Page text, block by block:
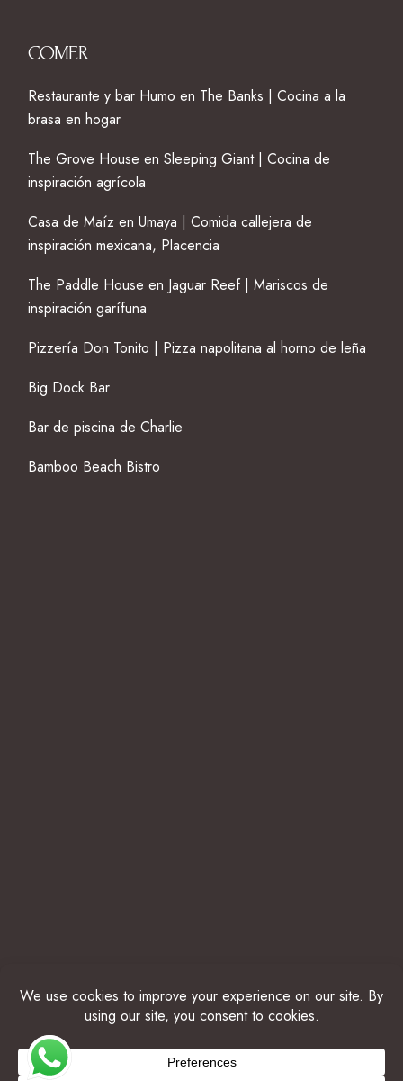
COMER
Restaurante y bar Humo en The Banks | Cocina a la
brasa en hogar
The Grove House en Sleeping Giant | Cocina de
inspiración agrícola
Casa de Maíz en Umaya | Comida callejera de
inspiración mexicana, Placencia
The Paddle House en Jaguar Reef | Mariscos de
inspiración garífuna
Pizzería Don Tonito | Pizza napolitana al horno de leña
Big Dock Bar
Bar de piscina de Charlie
Bamboo Beach Bistro
© 2025 THE BELIZE COLLECTION. ALL RIGHTS